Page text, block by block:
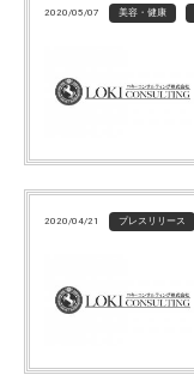
2020/05/07 美容・健康
2020/04/21 プレスリリース